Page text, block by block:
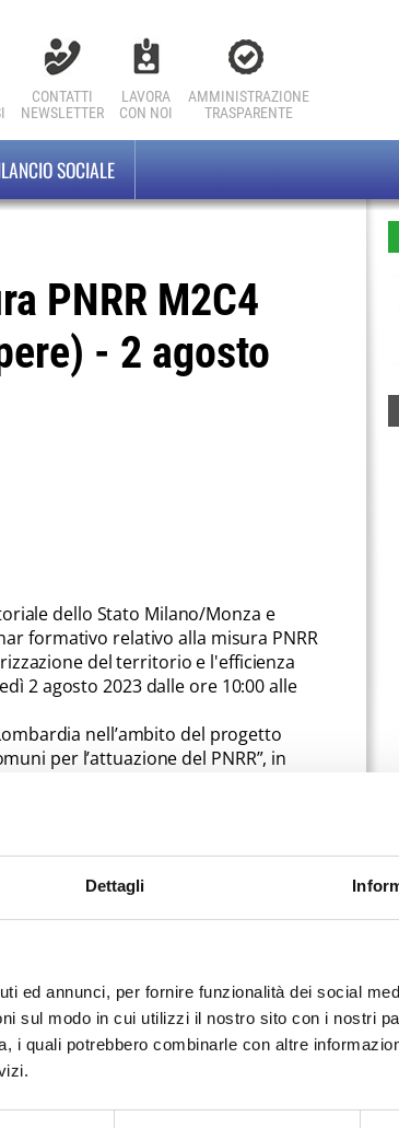
Dettagli
ed annunci, per fornire funzionalità dei social
sul modo in cui utilizzi il nostro sito con i nostri
i quali potrebbero combinarle con altre
CONTATTI
NEWSLETTER
LAVORA
CON NOI
AMMINISTRAZIONE
TRASPARENTE
SOCIALE
PNRR M2C4
- 2 agosto
dello Stato Milano/Monza e
formativo relativo alla misura PNRR
del territorio e l'efficienza
2 agosto 2023 dalle ore 10:00 alle
nell’ambito del progetto
per l’attuazione del PNRR”, in
ZRQJ2Y )
potranno essere trasmessi
di martedì 1 agosto 2023. I quesiti